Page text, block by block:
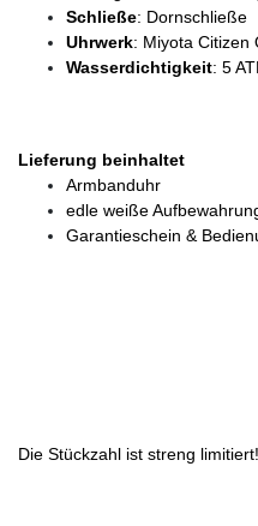
Schließe: Dornschließe
Uhrwerk: Miyota Citizen
Wasserdichtigkeit: 5
Lieferung beinhaltet
Armbanduhr
edle weiße
Garantieschein &
Die Stückzahl ist streng limitiert!